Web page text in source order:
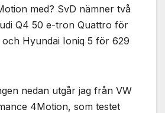
med? SvD nämner två
Q4 50 e-tron Quattro för
Hyundai Ioniq 5 för 629
nedan utgår jag från VW
4Motion, som testet
Nödvändiga
Dessa kakor
välja bort. De
taget ska
fungera.